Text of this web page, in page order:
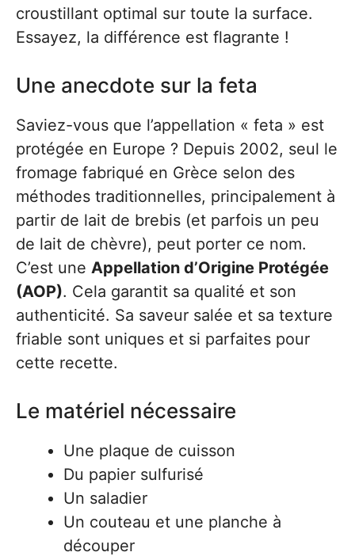
croustillant optimal sur toute la surface.
Essayez, la différence est flagrante !
Une anecdote sur la feta
Saviez-vous que l’appellation « feta » est
protégée en Europe ? Depuis 2002, seul le
fromage fabriqué en Grèce selon des
méthodes traditionnelles, principalement à
partir de lait de brebis (et parfois un peu
de lait de chèvre), peut porter ce nom.
C’est une Appellation d’Origine Protégée
(AOP). Cela garantit sa qualité et son
authenticité. Sa saveur salée et sa texture
friable sont uniques et si parfaites pour
cette recette.
Le matériel nécessaire
Une plaque de cuisson
Du papier sulfurisé
Un saladier
Un couteau et une planche à
découper